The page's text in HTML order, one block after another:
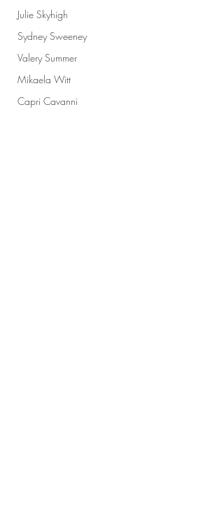
Julie Skyhigh
Sydney Sweeney
Valery Summer
Mikaela Witt
Capri Cavanni